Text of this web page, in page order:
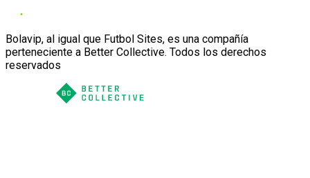
Bolavip, al igual que Futbol Sites, es una compañía
perteneciente a Better Collective. Todos los derechos
reservados